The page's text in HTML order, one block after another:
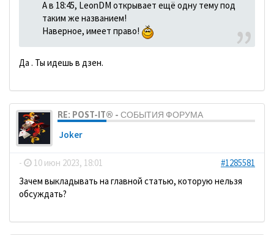
А в 18:45, LeonDM открывает ещё одну тему под
таким же названием!
Наверное, имеет право!
Да . Ты идешь в дзен.
RE: POST-IT® - СОБЫТИЯ ФОРУМА
Joker
- 10 июн 2023, 18:01
#1285581
Зачем выкладывать на главной статью, которую нельзя
обсуждать?